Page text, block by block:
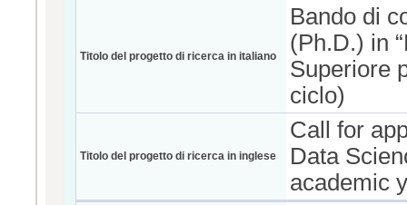
Titolo del progetto di ricerca in italiano
Bando di
(Ph.D.) in
Superiore
ciclo)
Titolo del progetto di ricerca in inglese
Call for
Data
academic